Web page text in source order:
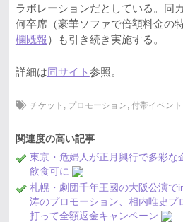
ラボレーションだとしている。同
何卒席（豪華ソファで倍額料金の
欄既報）も引き続き実施する。
詳細は同サイト 参照。
チケット , プロモーション, 付帯イベント
関連度の高い記事
東京・危婦人が正月興行で多彩な
飲食可に
札幌・劇団千年王國の大阪公演
涛のプロモーション、相内唯史プ
打って全額返金キャンペーン